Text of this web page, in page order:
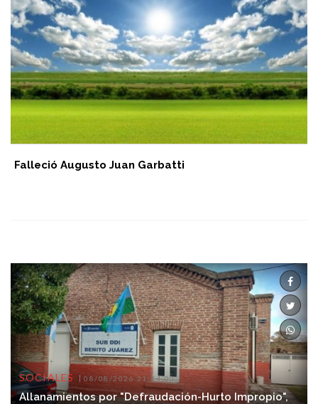
Falleció Augusto Juan Garbatti
SOCIALES 08/08/2026 21:34:00
Allanamientos por "Defraudación-Hurto Impropio",